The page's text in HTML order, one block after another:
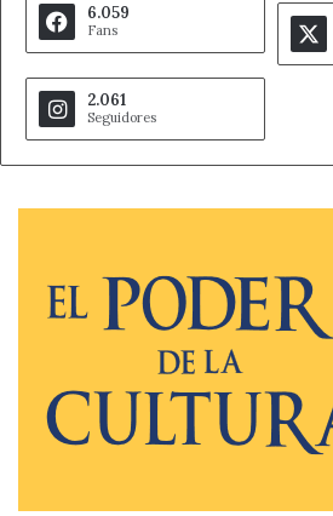
6.059
Fans
2.061
Seguidores